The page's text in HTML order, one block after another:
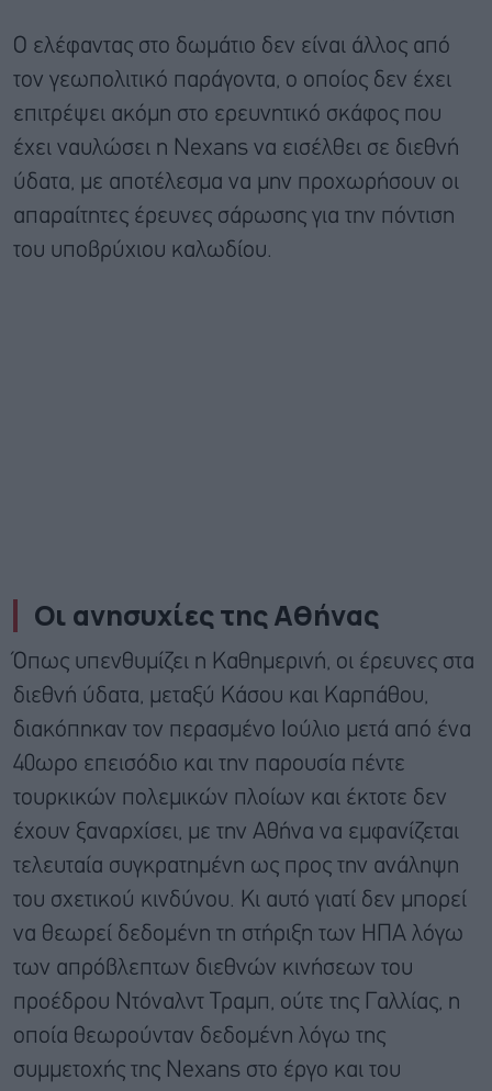
Ο ελέφαντας στο δωμάτιο δεν είναι άλλος από
τον γεωπολιτικό παράγοντα, ο οποίος δεν έχει
επιτρέψει ακόμη στο ερευνητικό σκάφος που
έχει ναυλώσει η Nexans να εισέλθει σε διεθνή
ύδατα, με αποτέλεσμα να μην προχωρήσουν οι
απαραίτητες έρευνες σάρωσης για την πόντιση
του υποβρύχιου καλωδίου.
Οι ανησυχίες της Αθήνας
Όπως υπενθυμίζει η Καθημερινή, οι έρευνες στα
διεθνή ύδατα, μεταξύ Κάσου και Καρπάθου,
διακόπηκαν τον περασμένο Ιούλιο μετά από ένα
40ωρο επεισόδιο και την παρουσία πέντε
τουρκικών πολεμικών πλοίων και έκτοτε δεν
έχουν ξαναρχίσει, με την Αθήνα να εμφανίζεται
τελευταία συγκρατημένη ως προς την ανάληψη
του σχετικού κινδύνου. Κι αυτό γιατί δεν μπορεί
να θεωρεί δεδομένη τη στήριξη των ΗΠΑ λόγω
των απρόβλεπτων διεθνών κινήσεων του
προέδρου Ντόναλντ Τραμπ, ούτε της Γαλλίας, η
οποία θεωρούνταν δεδομένη λόγω της
συμμετοχής της Nexans στο έργο και του